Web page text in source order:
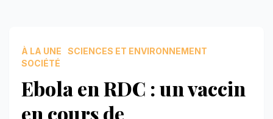
À LA UNE
SCIENCES ET ENVIRONNEMENT
SOCIÉTÉ
Ebola en RDC : un vaccin
en cours de